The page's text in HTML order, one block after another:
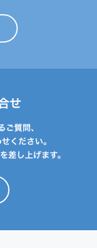
せ
質問、
ください。
差し上げます。